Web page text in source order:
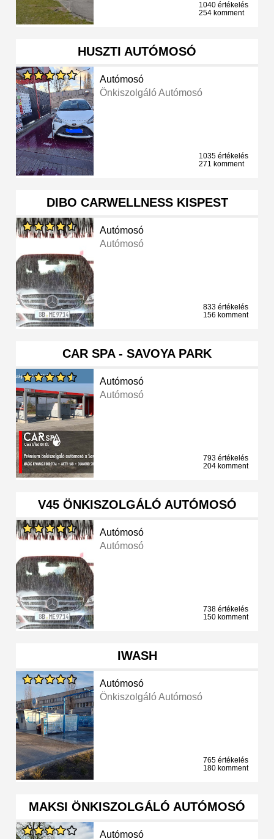
1040 értékelés
254 komment
HUSZTI AUTÓMOSÓ
Autómosó
Önkiszolgáló Autómosó
1035 értékelés
271 komment
DIBO CARWELLNESS KISPEST
Autómosó
Autómosó
833 értékelés
156 komment
CAR SPA - SAVOYA PARK
Autómosó
Autómosó
793 értékelés
204 komment
V45 ÖNKISZOLGÁLÓ AUTÓMOSÓ
Autómosó
Autómosó
738 értékelés
150 komment
IWASH
Autómosó
Önkiszolgáló Autómosó
765 értékelés
180 komment
MAKSI ÖNKISZOLGÁLÓ AUTÓMOSÓ
Autómosó